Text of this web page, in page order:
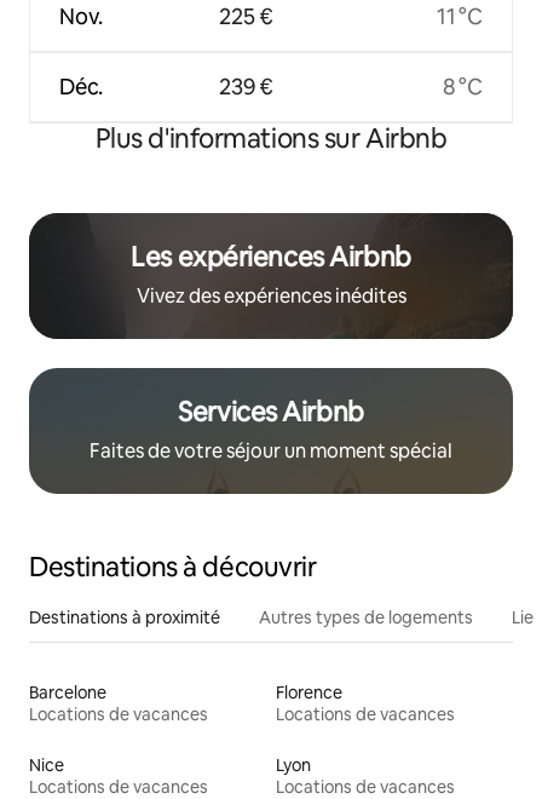
Nov.
Déc.
225 €
239 €
11 °C
8 °C
Plus d'informations sur Airbnb
Les expériences Airbnb
Vivez des expériences inédites
Services Airbnb
Faites de votre séjour un moment spécial
Destinations à découvrir
Destinations à proximité Autres types de logements
Barcelone
Locations de vacances
Florence
Locations de vacances
Nice
Locations de vacances
Lyon
Locations de vacances